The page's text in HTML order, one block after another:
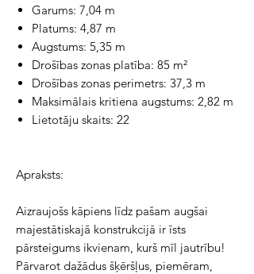
Garums: 7,04 m
Platums: 4,87 m
Augstums: 5,35 m
Drošības zonas platība: 85 m²
Drošības zonas perimetrs: 37,3 m
Maksimālais kritiena augstums: 2,82 m
Lietotāju skaits: 22
Apraksts:
Aizraujošs kāpiens līdz pašam augšai
majestātiskajā konstrukcijā ir īsts
pārsteigums ikvienam, kurš mīl jautrību!
Pārvarot dažādus šķēršļus, piemēram,